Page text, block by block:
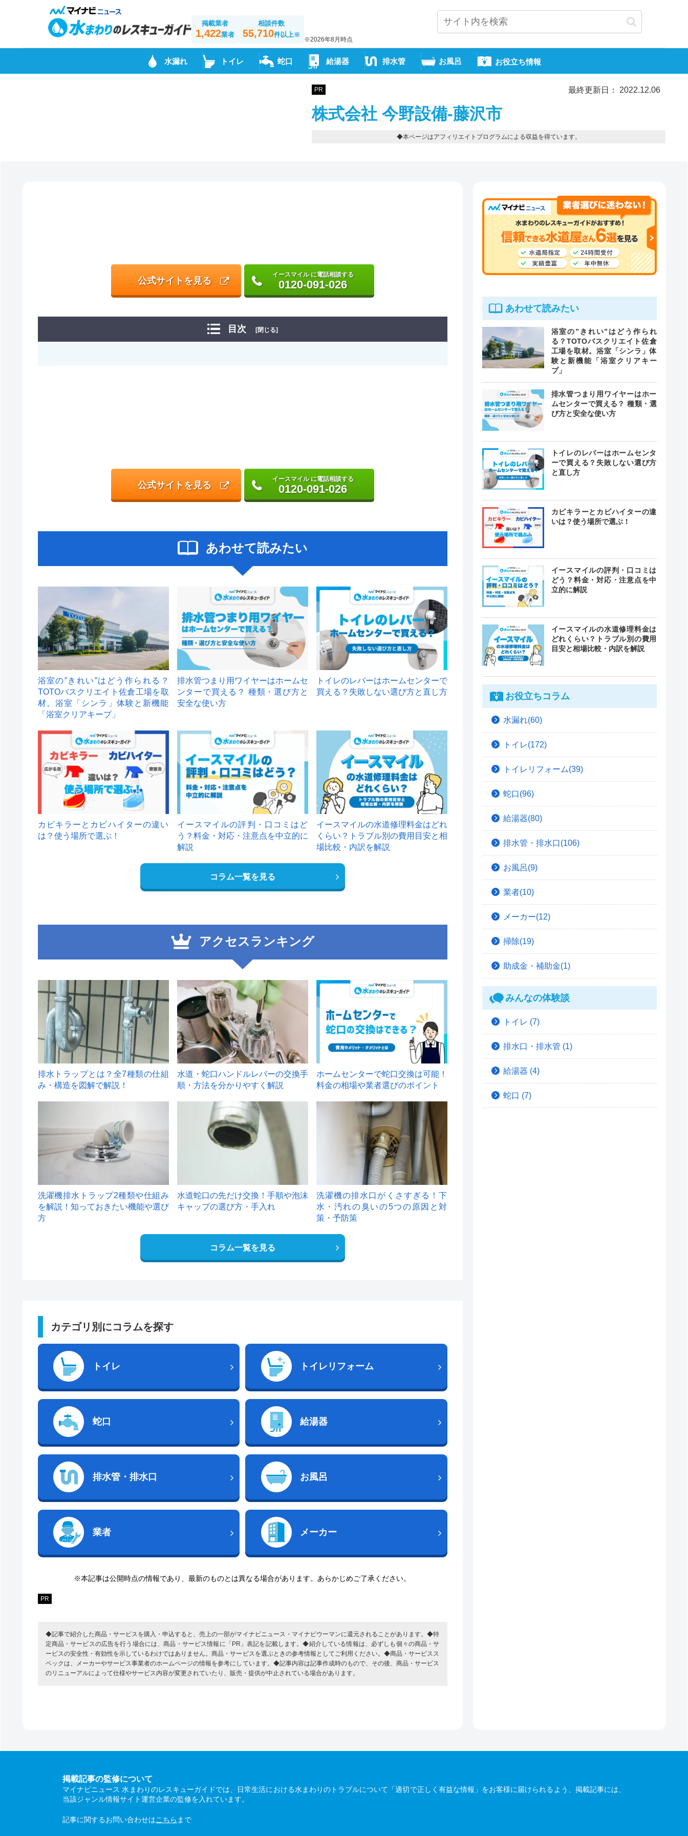
掲載業者
1,422業者
相談件数
55,710件以上※
※2026年8月時点
水漏れ トイレ 蛇口 給湯器 排水管 お風呂 お役立ち情報
PR 最終更新日： 2022.12.06
株式会社 今野設備-藤沢市
◆本ページはアフィリエイトプログラムによる収益を得ています。
公式サイトを見る
イースマイル に電話相談する
0120-091-026
目次 [閉じる]
公式サイトを見る
イースマイル に電話相談する
0120-091-026
あわせて読みたい
浴室の”きれい”はどう作られる？
TOTOバスクリエイト佐倉工場を取
材。浴室「シンラ」体験と新機能
「浴室クリアキープ」
排水管つまり用ワイヤーはホームセ
ンターで買える？ 種類・選び方と
安全な使い方
トイレのレバーはホームセンターで
買える？失敗しない選び方と直し方
カビキラーとカビハイターの違い
は？使う場所で選ぶ！
イースマイルの評判・口コミはど
う？料金・対応・注意点を中立的に
解説
イースマイルの水道修理料金はどれ
くらい？トラブル別の費用目安と相
場比較・内訳を解説
コラム一覧を見る
アクセスランキング
1
排水トラップとは？全7種類の仕組
み・構造を図解で解説！
2
水道・蛇口ハンドルレバーの交換手
順・方法を分かりやすく解説
ホームセンターで蛇口交換は可能！
料金の相場や業者選びのポイント
洗濯機排水トラップ2種類や仕組み
を解説！知っておきたい機能や選び
方
水道蛇口の先だけ交換！手順や泡沫
キャップの選び方・手入れ
洗濯機の排水口がくさすぎる！下
水・汚れの臭いの5つの原因と対
策・予防策
コラム一覧を見る
カテゴリ別にコラムを探す
トイレ トイレリフォーム
蛇口 給湯器
排水管・排水口 お風呂
業者 メーカー
※本記事は公開時点の情報であり、最新のものとは異なる場合があります。あらかじめご了承ください。
PR
◆記事で紹介した商品・サービスを購入・申込すると、売上の一部がマイナビニュース・マイナビウーマンに還元されることがあります。◆特
定商品・サービスの広告を行う場合には、商品・サービス情報に「PR」表記を記載します。◆紹介している情報は、必ずしも個々の商品・サ
ービスの安全性・有効性を示しているわけではありません。商品・サービスを選ぶときの参考情報としてご利用ください。◆商品・サービスス
ペックは、メーカーやサービス事業者のホームページの情報を参考にしています。◆記事内容は記事作成時のもので、その後、商品・サービス
のリニューアルによって仕様やサービス内容が変更されていたり、販売・提供が中止されている場合があります。
あわせて読みたい
浴室の”きれい”はどう作られ
る？TOTOバスクリエイト佐倉
工場を取材。浴室「シンラ」体
験と新機能「浴室クリアキー
プ」
排水管つまり用ワイヤーはホー
ムセンターで買える？ 種類・選
び方と安全な使い方
トイレのレバーはホームセンタ
ーで買える？失敗しない選び方
と直し方
カビキラーとカビハイターの違
いは？使う場所で選ぶ！
イースマイルの評判・口コミは
どう？料金・対応・注意点を中
立的に解説
イースマイルの水道修理料金は
どれくらい？トラブル別の費用
目安と相場比較・内訳を解説
お役立ちコラム
水漏れ(60)
トイレ(172)
トイレリフォーム(39)
蛇口(96)
給湯器(80)
排水管・排水口(106)
お風呂(9)
業者(10)
メーカー(12)
掃除(19)
助成金・補助金(1)
みんなの体験談
トイレ (7)
排水口・排水管 (1)
給湯器 (4)
蛇口 (7)
掲載記事の監修について
マイナビニュース 水まわりのレスキューガイドでは、日常生活における水まわりのトラブルについて「適切で正しく有益な情報」をお客様に届けられるよう、掲載記事には、
当該ジャンル情報サイト運営企業の監修を入れています。
記事に関するお問い合わせはこちら まで